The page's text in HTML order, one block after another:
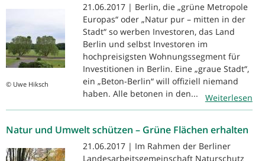
© Uwe Hiksch
21.06.2017 | Berlin, die „grüne Metropole
Europas“ oder „Natur pur – mitten in der
Stadt“ so werben Investoren, das Land
Berlin und selbst Investoren im
hochpreisigsten Wohnungssegment für
Investitionen in Berlin. Eine „graue Stadt“,
ein „Beton-Berlin“ will offiziell niemand
haben. Alle betonen in den...
Weiterlesen
Natur und Umwelt schützen – Grüne Flächen erhalten
21.06.2017 | Im Rahmen der Berliner
Landesarbeitsgemeinschaft Naturschutz